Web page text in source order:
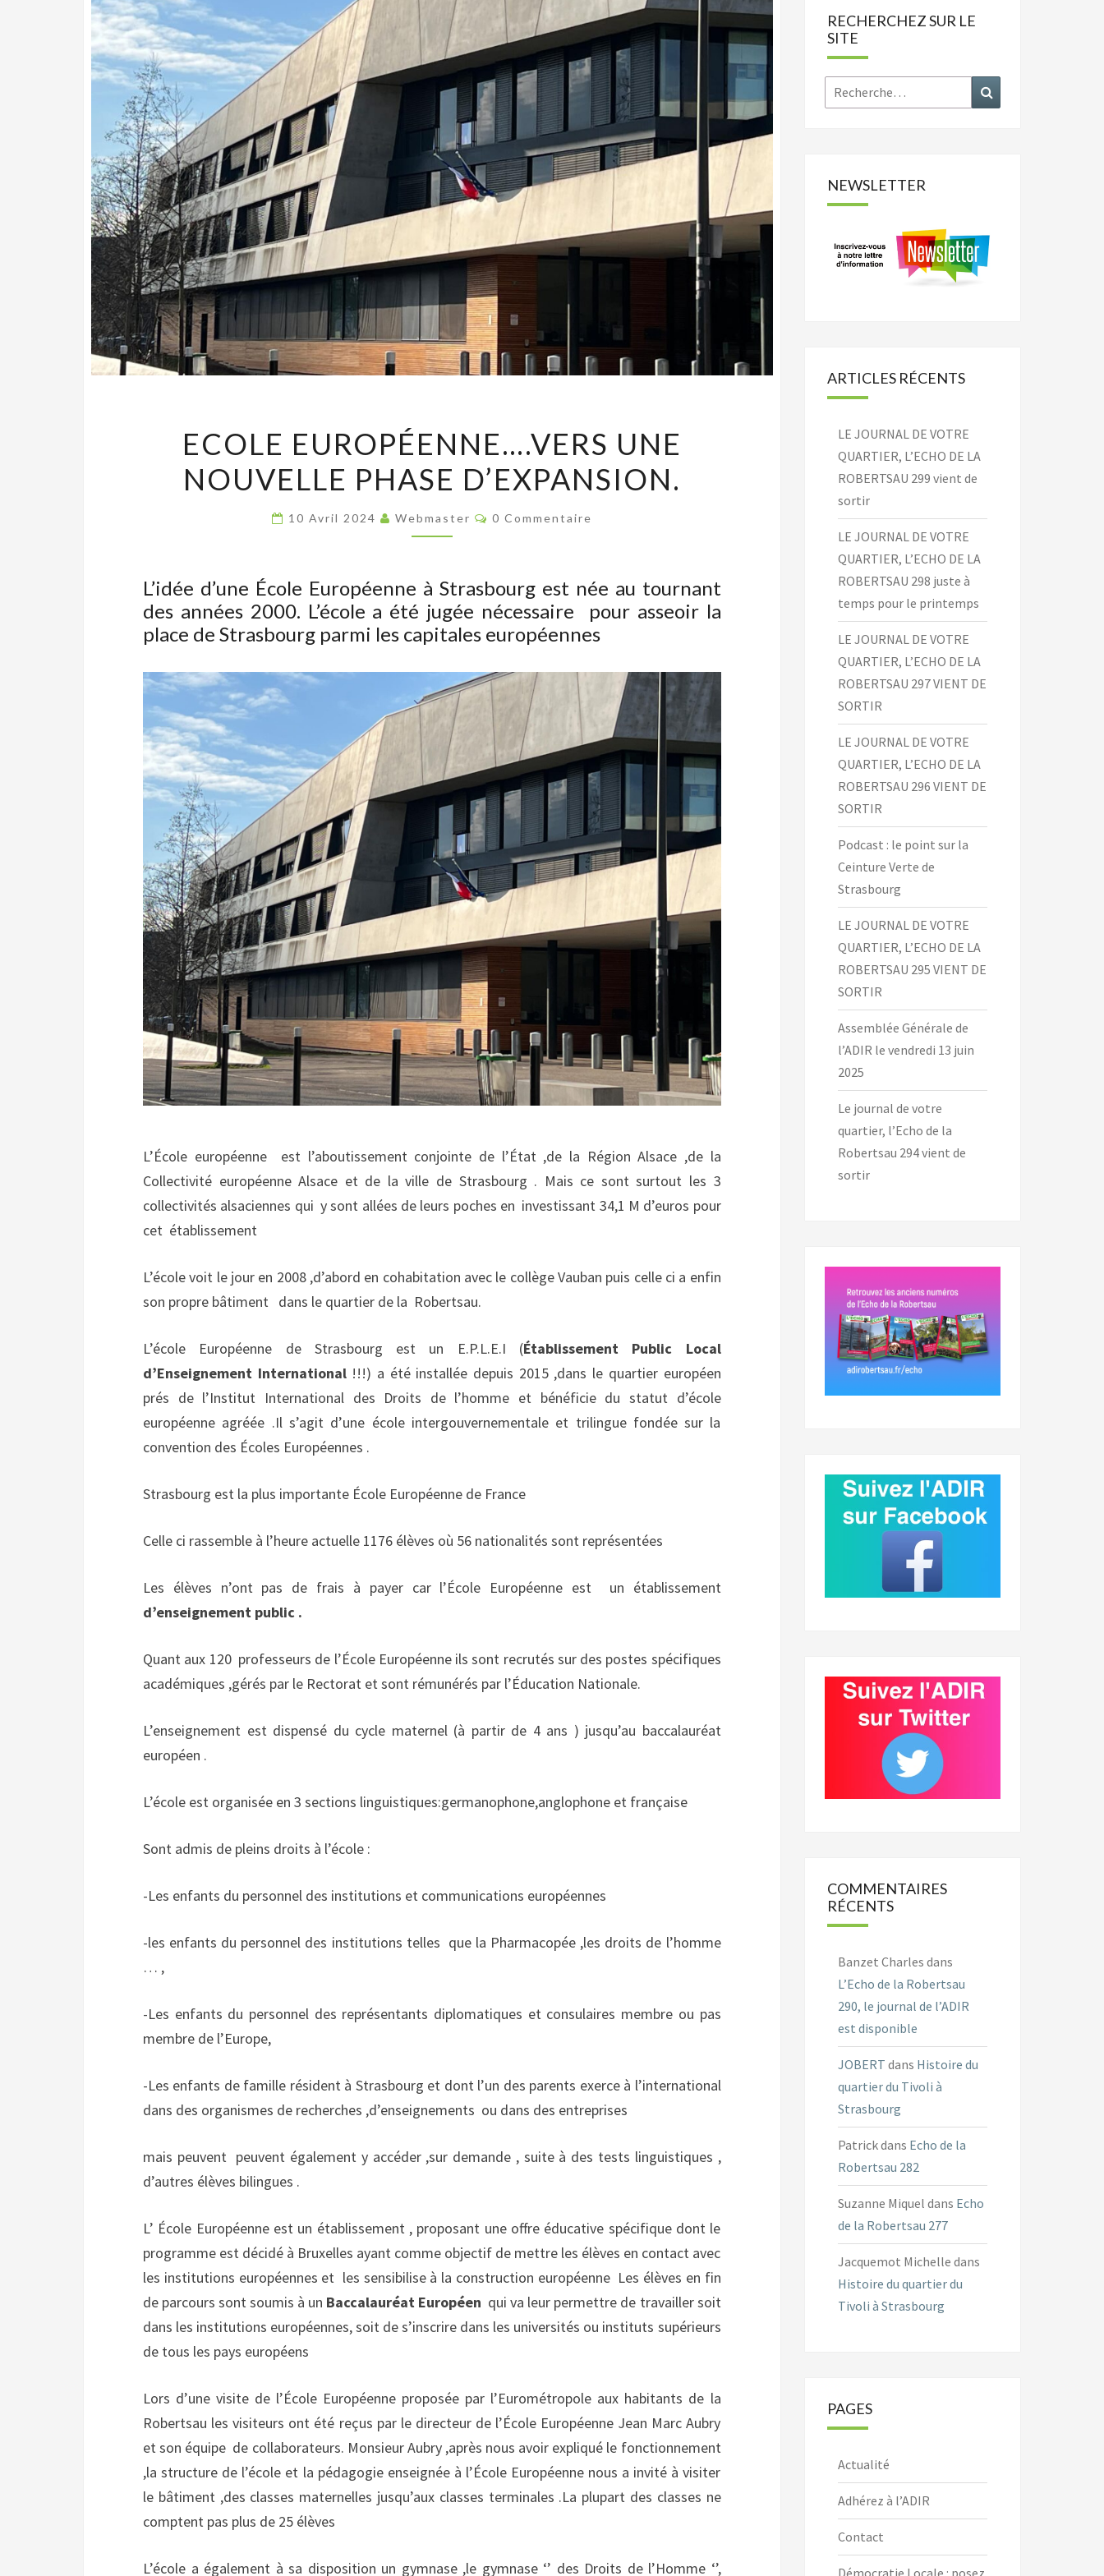
EUROPÉENNE….VERS
UNE
NOUVELLE
PHASE
ECOLE EUROPÉENNE….VERS UNE
NOUVELLE PHASE D’EXPANSION.
10 Avril 2024 Webmaster Commentaires
0 Commentaire
L’idée d’une École Européenne à Strasbourg est née au tournant
des années 2000. L’école a été jugée nécessaire
pour asseoir la
place de Strasbourg parmi les capitales européennes
L’École européenne
est l’aboutissement conjointe de l’État ,de la Région Alsace ,de la
Collectivité européenne Alsace et de la ville de Strasbourg . Mais ce sont surtout les 3
collectivités alsaciennes qui y sont allées de leurs poches en investissant 34,1 M d’euros pour
cet établissement
L’école voit le jour en 2008 ,d’abord en cohabitation avec le collège Vauban puis celle ci a enfin
son propre bâtiment dans le quartier de la Robertsau.
L’école Européenne de Strasbourg est un E.P.L.E.I (Établissement Public Local
d’Enseignement International !!!) a été installée depuis 2015 ,dans le quartier européen
prés de l’Institut International des Droits de l’homme et bénéficie du statut d’école
européenne agréée .Il s’agit d’une école intergouvernementale et trilingue fondée sur la
convention des Écoles Européennes .
Strasbourg est la plus importante École Européenne de France
Celle ci rassemble à l’heure actuelle 1176 élèves où 56 nationalités sont représentées
Les élèves n’ont pas de frais à payer car l’École Européenne est
un établissement
d’enseignement public .
Quant aux 120 professeurs de l’École Européenne ils sont recrutés sur des postes spécifiques
académiques ,gérés par le Rectorat et sont rémunérés par l’Éducation Nationale.
L’enseignement est dispensé du cycle maternel (à partir de 4 ans ) jusqu’au baccalauréat
européen .
L’école est organisée en 3 sections linguistiques:germanophone,anglophone et française
Sont admis de pleins droits à l’école :
-Les enfants du personnel des institutions et communications européennes
-les enfants du personnel des institutions telles que la Pharmacopée ,les droits de l’homme
… ,
-Les enfants du personnel des représentants diplomatiques et consulaires membre ou pas
membre de l’Europe,
-Les enfants de famille résident à Strasbourg et dont l’un des parents exerce à l’international
dans des organismes de recherches ,d’enseignements ou dans des entreprises
mais peuvent peuvent également y accéder ,sur demande , suite à des tests linguistiques ,
d’autres élèves bilingues .
L’ École Européenne est un établissement , proposant une offre éducative spécifique dont le
programme est décidé à Bruxelles ayant comme objectif de mettre les élèves en contact avec
les institutions européennes et les sensibilise à la construction européenne Les élèves en fin
de parcours sont soumis à un Baccalauréat Européen qui va leur permettre de travailler soit
dans les institutions européennes, soit de s’inscrire dans les universités ou instituts supérieurs
de tous les pays européens
Lors d’une visite de l’École Européenne proposée par l’Eurométropole aux habitants de la
Robertsau les visiteurs ont été reçus par le directeur de l’École Européenne Jean Marc Aubry
et son équipe de collaborateurs. Monsieur Aubry ,après nous avoir expliqué le fonctionnement
,la structure de l’école et la pédagogie enseignée à l’École Européenne nous a invité à visiter
le bâtiment ,des classes maternelles jusqu’aux classes terminales .La plupart des classes ne
comptent pas plus de 25 élèves
L’école a également à sa disposition un gymnase ,le gymnase ‘’ des Droits de l’Homme ‘’,
RECHERCHEZ SUR LE
SITE
Rechercher :
NEWSLETTER
ARTICLES RÉCENTS
LE JOURNAL DE VOTRE
QUARTIER, L’ECHO DE LA
ROBERTSAU 299 vient de
sortir
LE JOURNAL DE VOTRE
QUARTIER, L’ECHO DE LA
ROBERTSAU 298 juste à
temps pour le printemps
LE JOURNAL DE VOTRE
QUARTIER, L’ECHO DE LA
ROBERTSAU 297 VIENT DE
SORTIR
LE JOURNAL DE VOTRE
QUARTIER, L’ECHO DE LA
ROBERTSAU 296 VIENT DE
SORTIR
Podcast : le point sur la
Ceinture Verte de
Strasbourg
LE JOURNAL DE VOTRE
QUARTIER, L’ECHO DE LA
ROBERTSAU 295 VIENT DE
SORTIR
Assemblée Générale de
l’ADIR le vendredi 13 juin
2025
Le journal de votre
quartier, l’Echo de la
Robertsau 294 vient de
sortir
COMMENTAIRES
RÉCENTS
Banzet Charles dans
L’Echo de la Robertsau
290, le journal de l’ADIR
est disponible
JOBERT dans Histoire du
quartier du Tivoli à
Strasbourg
Patrickdans Echo de la
Robertsau 282
Suzanne Miquel dans Echo
de la Robertsau 277
Jacquemot Michelle dans
Histoire du quartier du
Tivoli à Strasbourg
PAGES
Actualité
Adhérez à l’ADIR
Contact
Démocratie Locale : posez